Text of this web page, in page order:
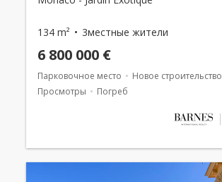
134 m² 3местные жители
6 800 000 €
Парковочное место
Новое строительство
Просмотры
Погреб